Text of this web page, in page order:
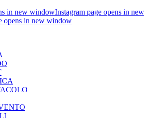
in new windowInstagram page opens in new
opens in new window